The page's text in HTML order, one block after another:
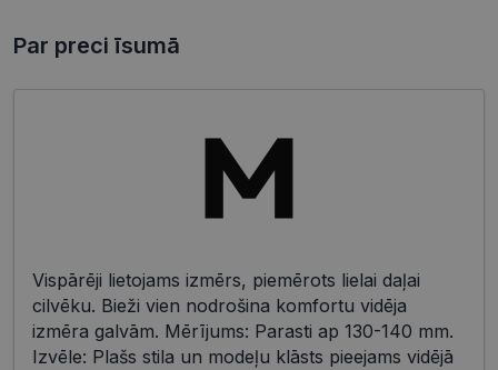
Par preci īsumā
Vispārēji lietojams izmērs, piemērots lielai daļai
cilvēku. Bieži vien nodrošina komfortu vidēja
izmēra galvām. Mērījums: Parasti ap 130-140 mm.
Izvēle: Plašs stila un modeļu klāsts pieejams vidējā